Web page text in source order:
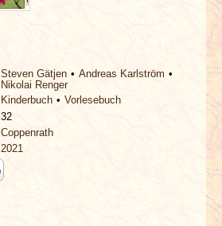
Steven Gätjen
Andreas Karlström
Nikolai Renger
Kinderbuch
Vorlesebuch
32
Coppenrath
2021